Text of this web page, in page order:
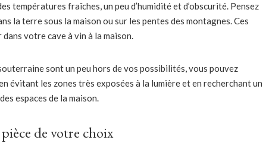
températures fraîches, un peu d’humidité et d’obscurité. Pensez
la terre sous la maison ou sur les pentes des montagnes. Ces
votre cave à vin à la maison.
sont un peu hors de vos possibilités, vous pouvez
évitant les zones très exposées à la lumière et en recherchant un
espaces de la maison.
de votre choix